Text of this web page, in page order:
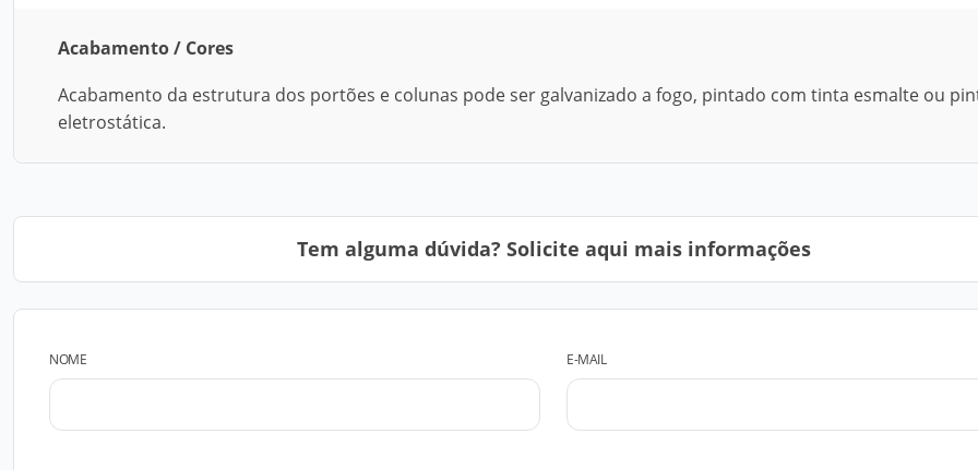
Acabamento / Cores
Acabamento da estrutura dos portões e colunas pode ser galvanizado a fogo, pintado com tinta esmalte ou
eletrostática.
Tem alguma dúvida? Solicite aqui mais informações
NOME E-MAIL